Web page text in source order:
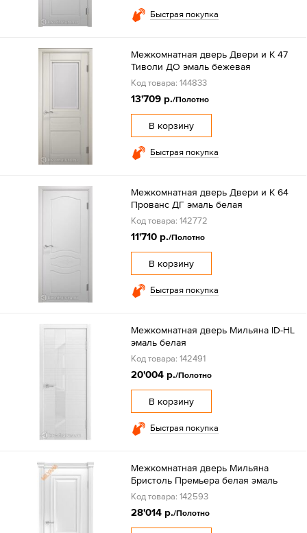
Быстрая покупка
Межкомнатная дверь Двери и К 47
Тиволи ДО эмаль бежевая
Код товара: 144833
13'709 р./Полотно
В корзину
Быстрая покупка
Межкомнатная дверь Двери и К 64
Прованс ДГ эмаль белая
Код товара: 142772
11'710 р./Полотно
В корзину
Быстрая покупка
Межкомнатная дверь Мильяна ID-HL
эмаль белая
Код товара: 142491
20'004 р./Полотно
В корзину
Быстрая покупка
Межкомнатная дверь Мильяна
Бристоль Премьера белая эмаль
Код товара: 142593
28'014 р./Полотно